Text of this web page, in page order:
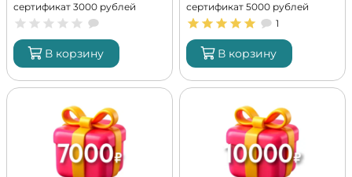
сертификат 3000 рублей
В корзину
сертификат 5000 рублей
1
В корзину